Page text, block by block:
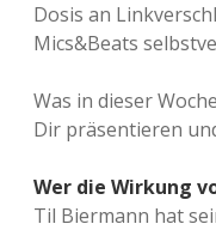
Dosis an
Mics&Beats
Was in dieser
Dir präsentieren
Wer die Wirkung
Til Biermann hat